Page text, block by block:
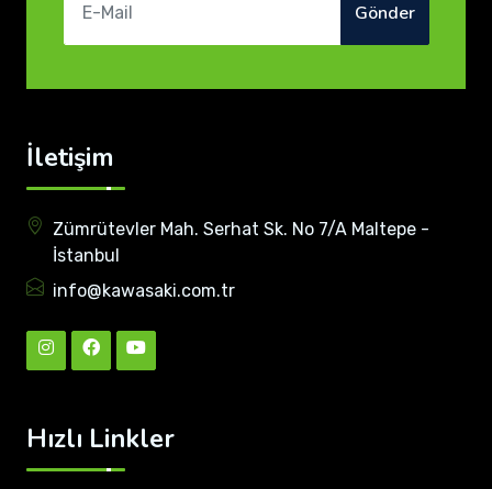
Gönder
İletişim
Zümrütevler Mah. Serhat Sk. No 7/A Maltepe -
İstanbul
info@kawasaki.com.tr
Hızlı Linkler